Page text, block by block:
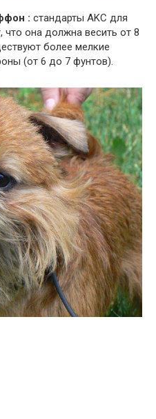
: стандарты AKC для
что она должна весить от 8
более мелкие
(от 6 до 7 фунтов).